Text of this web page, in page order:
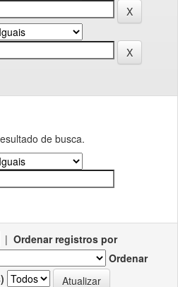
de busca.
| Ordenar registros por
Ordenar